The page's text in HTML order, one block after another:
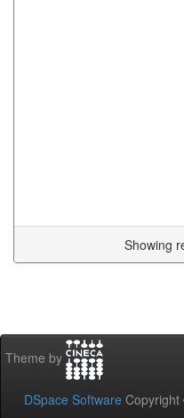
Showing
Theme by
DSpace Software